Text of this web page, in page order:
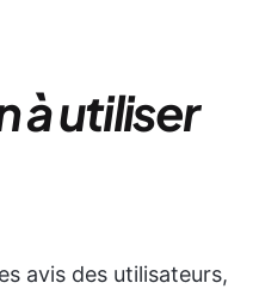
à utiliser
avis des utilisateurs,